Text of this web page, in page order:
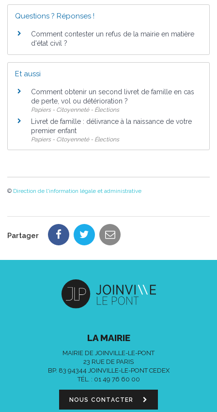
Questions ? Réponses !
Comment contester un refus de la mairie en matière
d'état civil ?
Et aussi
Comment obtenir un second livret de famille en cas
de perte, vol ou détérioration ?
Papiers - Citoyenneté - Élections
Livret de famille : délivrance à la naissance de votre
premier enfant
Papiers - Citoyenneté - Élections
© Direction de l'information légale et administrative
Partager
LA MAIRIE
MAIRIE DE JOINVILLE-LE-PONT
23 RUE DE PARIS
BP. 83 94344 JOINVILLE-LE-PONT CEDEX
TÉL. : 01 49 76 60 00
NOUS CONTACTER